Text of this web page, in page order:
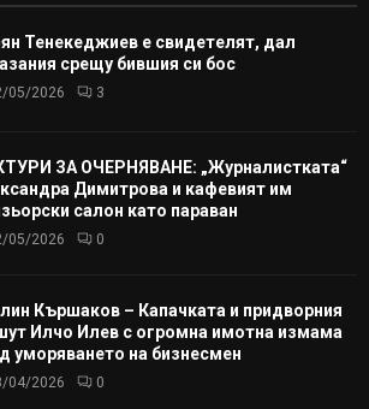
Тенекеджиев е свидетелят, дал
срещу бившия си бос
05/2026 3
ЗА ОЧЕРНЯВАНЕ: „Журналистката“
Димитрова и кафевият им
салон като параван
05/2026 0
Кършаков – Капачката и придворния
Илчо Илев с огромна имотна измама
уморяването на бизнесмен
04/2026 0